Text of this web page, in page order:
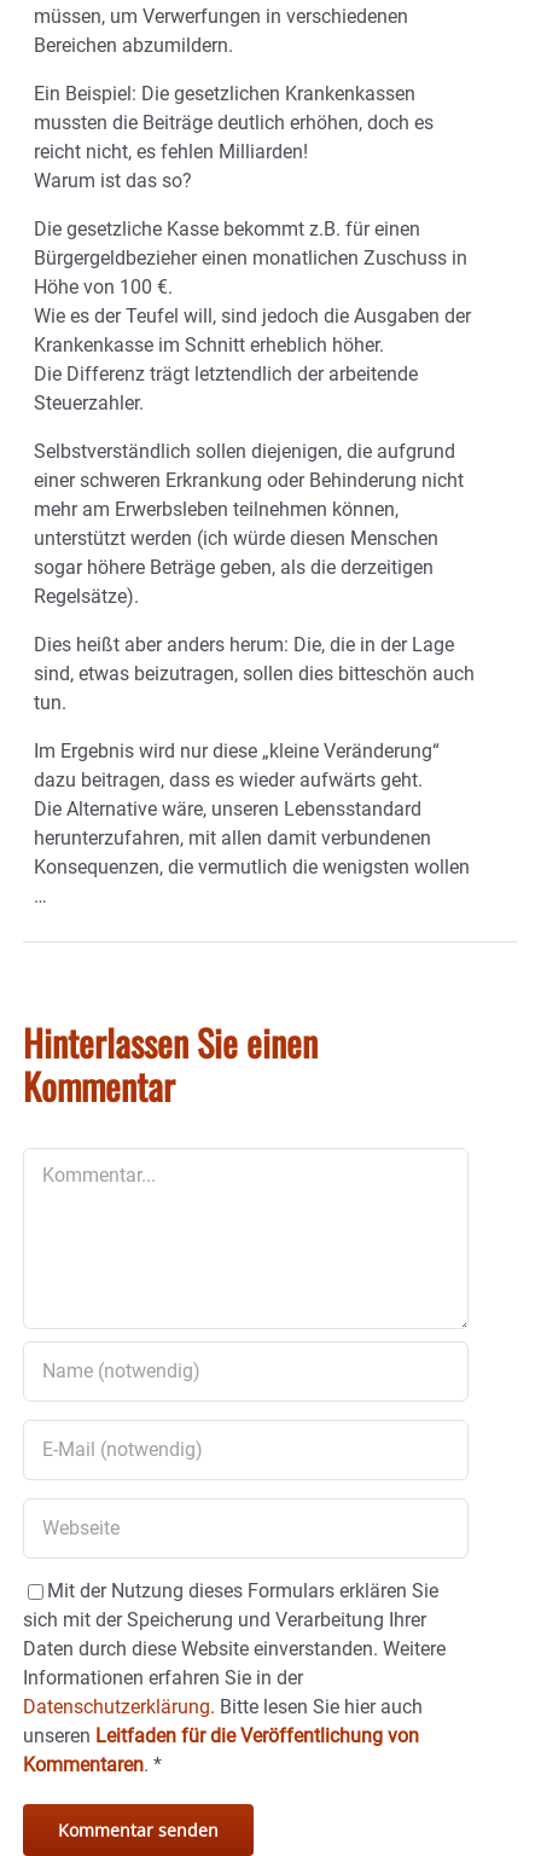
müssen, um Verwerfungen in verschiedenen
Bereichen abzumildern.
Ein Beispiel: Die gesetzlichen Krankenkassen
mussten die Beiträge deutlich erhöhen, doch es
reicht nicht, es fehlen Milliarden!
Warum ist das so?
Die gesetzliche Kasse bekommt z.B. für einen
Bürgergeldbezieher einen monatlichen Zuschuss in
Höhe von 100 €.
Wie es der Teufel will, sind jedoch die Ausgaben der
Krankenkasse im Schnitt erheblich höher.
Die Differenz trägt letztendlich der arbeitende
Steuerzahler.
Selbstverständlich sollen diejenigen, die aufgrund
einer schweren Erkrankung oder Behinderung nicht
mehr am Erwerbsleben teilnehmen können,
unterstützt werden (ich würde diesen Menschen
sogar höhere Beträge geben, als die derzeitigen
Regelsätze).
Dies heißt aber anders herum: Die, die in der Lage
sind, etwas beizutragen, sollen dies bitteschön auch
tun.
Im Ergebnis wird nur diese „kleine Veränderung“
dazu beitragen, dass es wieder aufwärts geht.
Die Alternative wäre, unseren Lebensstandard
herunterzufahren, mit allen damit verbundenen
Konsequenzen, die vermutlich die wenigsten wollen
…
Hinterlassen Sie einen
Kommentar
Mit der Nutzung dieses Formulars erklären Sie
sich mit der Speicherung und Verarbeitung Ihrer
Daten durch diese Website einverstanden. Weitere
Informationen erfahren Sie in der
Datenschutzerklärung. Bitte lesen Sie hier auch
unseren Leitfaden für die Veröffentlichung von
Kommentaren. *